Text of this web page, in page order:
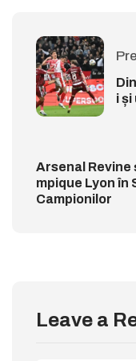
i și
Arsenal Revine
mpique Lyon în
Campionilor
Leave a